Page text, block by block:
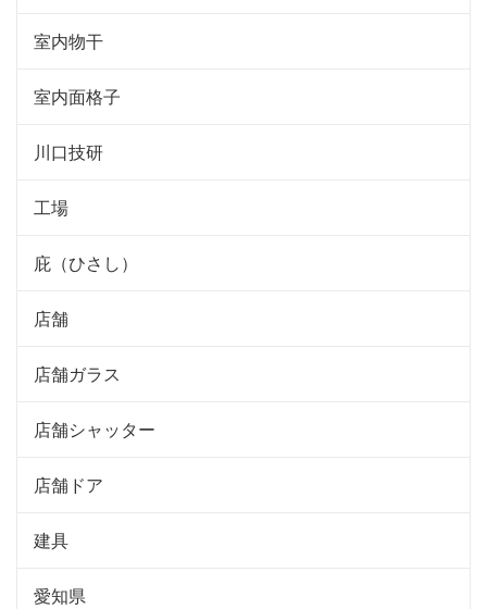
室内物干
室内面格子
川口技研
工場
庇（ひさし）
店舗
店舗ガラス
店舗シャッター
店舗ドア
建具
愛知県